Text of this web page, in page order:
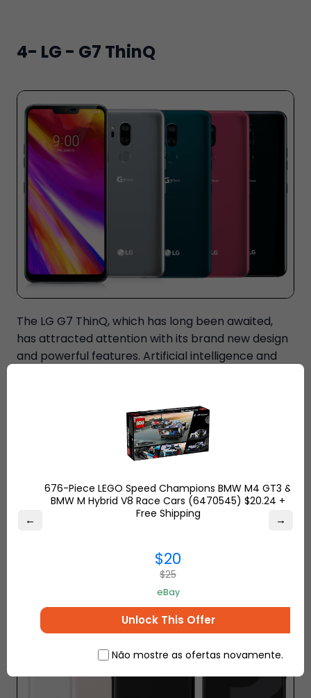
4- LG - G7 ThinQ
The LG G7 ThinQ, which has long been awaited,
has attracted attention with its brand new design
and powerful features. Artificial intelligence and
screen has a screen size of 6.1 inches and a 19.5: 9
aspect ratio of 3120 × 1440 pixels. Thanks to the
technology called Super Bright, it can offer up to
1000 shades of brightness and uses an RGBW LCD
← →
676-Piece LEGO Speed Champions BMW M4 GT3 &
BMW M Hybrid V8 Race Cars (6470545) $20.24 +
Free Shipping
$20
$25
eBay
Unlock This Offer
Não mostre as ofertas novamente.